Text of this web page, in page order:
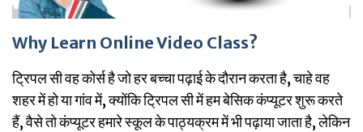
Why Learn Online Video Class?
ट्रिपल सी वह कोर्स है जो हर बच्चा पढ़ाई के दौरान करता है, चाहे वह
शहर में हो या गांव में, क्योंकि ट्रिपल सी में हम बेसिक कंप्यूटर शुरू करते
हैं, वैसे तो कंप्यूटर हमारे स्कूल के पाठ्यक्रम में भी पढ़ाया जाता है, लेकिन